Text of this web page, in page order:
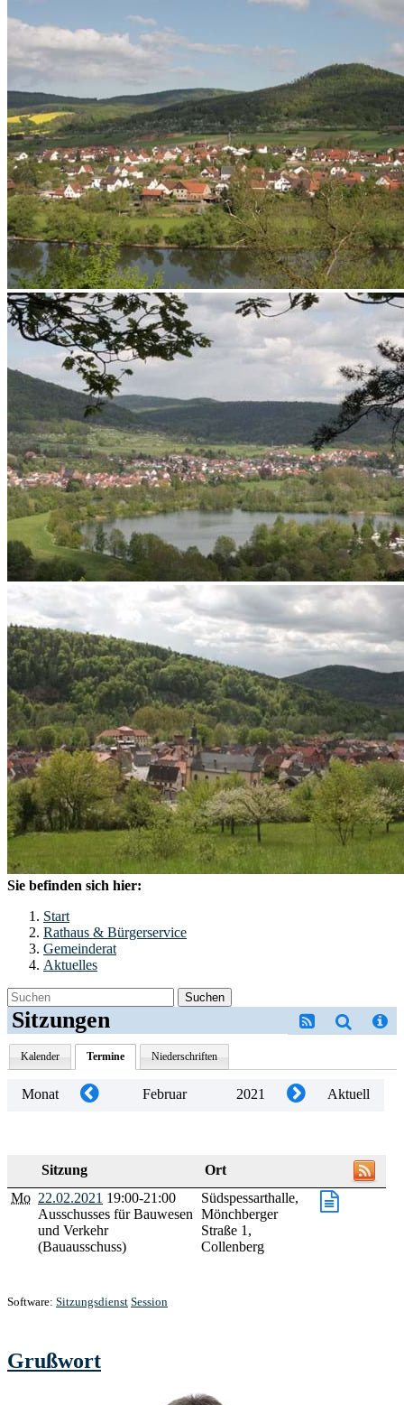
Sie befinden sich hier:
Start
Rathaus & Bürgerservice
Gemeinderat
Aktuelles
Suchen
Sitzungen
Kalender Termine Niederschriften
Monat Februar 2021 Aktuell
Sitzung
Ort
Mo 22.02.2021 19:00-21:00
Ausschusses für Bauwesen
und Verkehr
(Bauausschuss)
Südspessarthalle,
Mönchberger
Straße 1,
Collenberg
Software: Sitzungsdienst Session
Grußwort